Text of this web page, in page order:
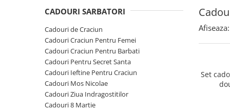
Cadouri Fete
Cadouri Haioase
Cadouri de Casa Noua
Cadouri Majorat
Cadouri pentru Nasi
Cadouri pentru Bunici
Cani si Termosuri
Jocuri si Puzzle
Produse pentru Calatorie
Seturi de caligrafie
Cadouri Sfantul Alexandru
Cadouri Sfanta Ana
Cadouri Constantin si Elena
Cadouri Sfanta Maria
Cadouri Sfintii Mihail si Gavriil
CADOURI SARBATORI
Cadouri de Craciun
Cadouri Craciun Pentru Femei
Cadouri Craciun Pentru Barbati
Cadouri Pentru Secret Santa
Cadouri Ieftine Pentru Craciun
Cadouri Mos Nicolae
Cadouri Ziua Indragostitilor
Cadouri 8 Martie
Afiseaza:
Set